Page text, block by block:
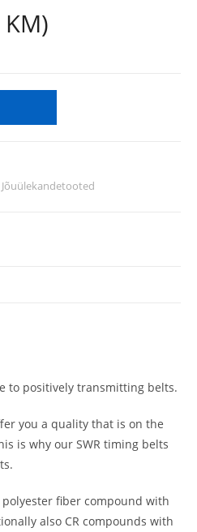
Jõuülekandetooted
to positively transmitting belts.
you a quality that is on the
is why our SWR timing belts
polyester fiber compound with
also CR compounds with